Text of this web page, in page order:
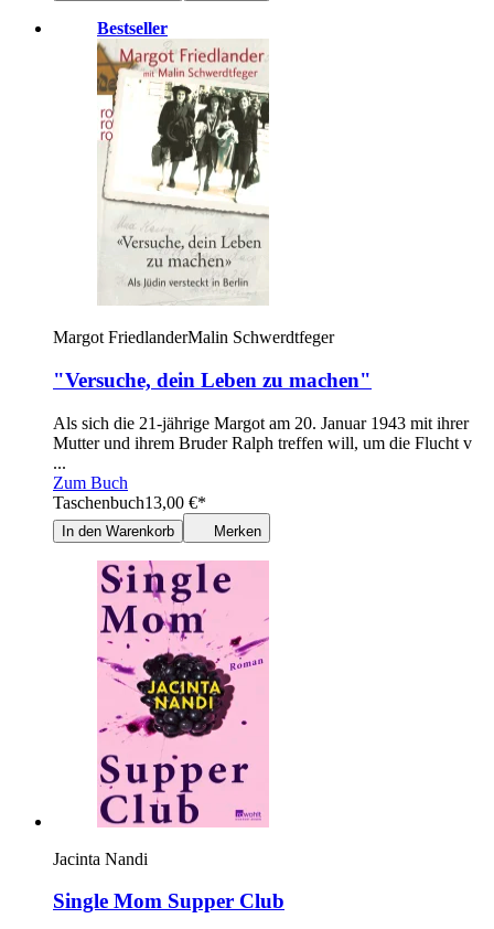
Bestseller
Margot FriedlanderMalin Schwerdtfeger
"Versuche, dein Leben zu machen"
Als sich die 21-jährige Margot am 20. Januar 1943 mit ihrer
Mutter und ihrem Bruder Ralph treffen will, um die Flucht v
...
Zum Buch
Taschenbuch13,00 €*
In den Warenkorb Merken
Jacinta Nandi
Single Mom Supper Club